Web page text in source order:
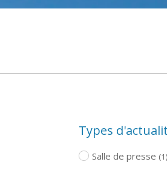
Types
Salle de presse (1)